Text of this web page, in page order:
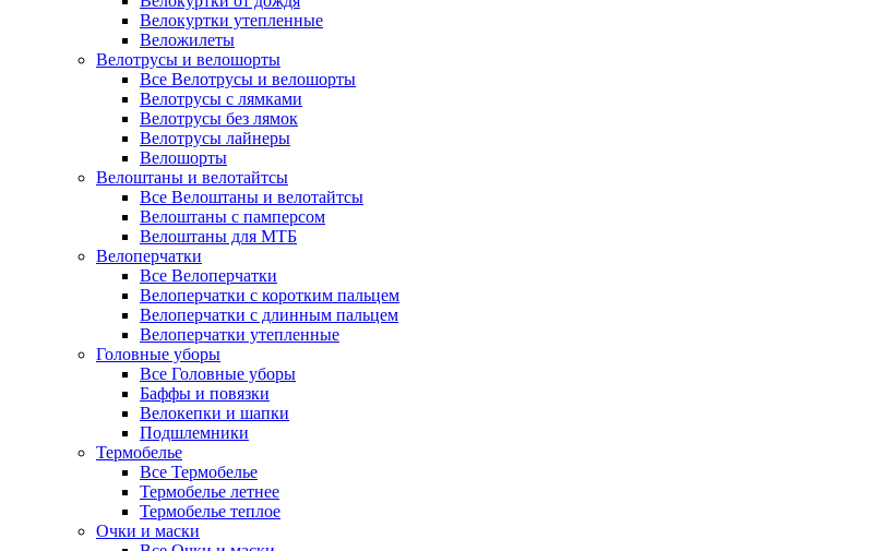
Велокуртки утепленные
Веложилеты
Велотрусы и велошорты
Все Велотрусы и велошорты
Велотрусы с лямками
Велотрусы без лямок
Велотрусы лайнеры
Велошорты
Велоштаны и велотайтсы
Все Велоштаны и велотайтсы
Велоштаны с памперсом
Велоштаны для МТБ
Велоперчатки
Все Велоперчатки
Велоперчатки с коротким пальцем
Велоперчатки с длинным пальцем
Велоперчатки утепленные
Головные уборы
Все Головные уборы
Баффы и повязки
Велокепки и шапки
Подшлемники
Термобелье
Все Термобелье
Термобелье летнее
Термобелье теплое
Очки и маски